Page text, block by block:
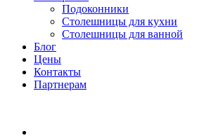
Подоконники
Столешницы для кухни
Столешницы для ванной
Блог
Цены
Контакты
Партнерам